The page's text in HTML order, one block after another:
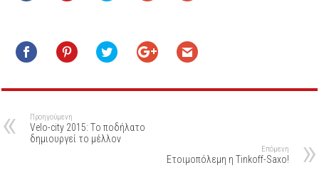
Προηγούμενη
Velo-city 2015: Tο ποδήλατο
δημιουργεί το μέλλον
Επόμενη
Eτοιμοπόλεμη η Tinkoff-Saxo!